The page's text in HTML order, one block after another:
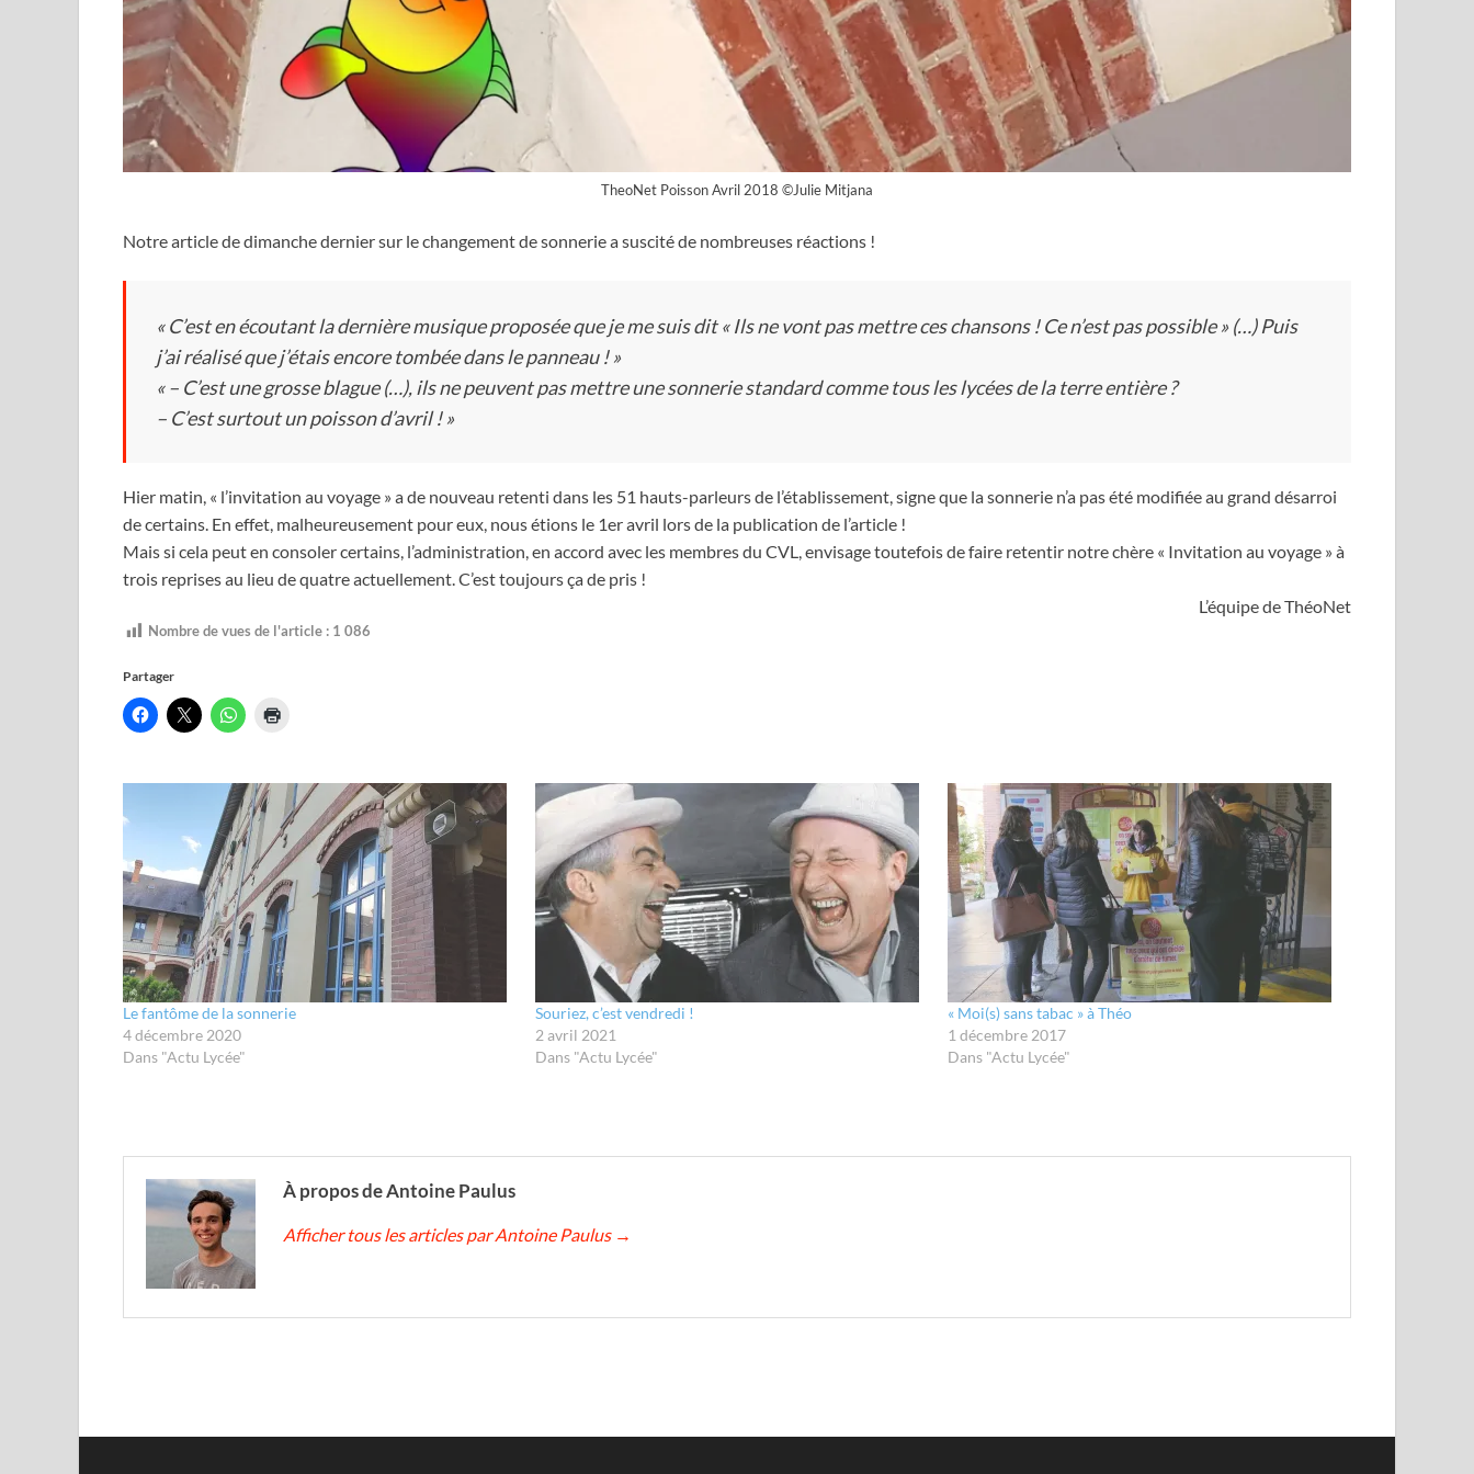
TheoNet Poisson Avril 2018 ©Julie Mitjana
Notre article de dimanche dernier sur le changement de sonnerie a suscité de nombreuses réactions !
« C’est en écoutant la dernière musique proposée que je me suis dit « Ils ne vont pas mettre ces chansons ! Ce n’est pas possible » (…) Puis
j’ai réalisé que j’étais encore tombée dans le panneau ! »
« – C’est une grosse blague (…), ils ne peuvent pas mettre une sonnerie standard comme tous les lycées de la terre entière ?
– C’est surtout un poisson d’avril ! »
Hier matin, « l’invitation au voyage » a de nouveau retenti dans les 51 hauts-parleurs de l’établissement, signe que la sonnerie n’a pas été modifiée au grand désarroi
de certains. En effet, malheureusement pour eux, nous étions le 1er avril lors de la publication de l’article !
Mais si cela peut en consoler certains, l’administration, en accord avec les membres du CVL, envisage toutefois de faire retentir notre chère « Invitation au voyage » à
trois reprises au lieu de quatre actuellement. C’est toujours ça de pris !
L’équipe de ThéoNet
Nombre de vues de l'article : 1 086
Partager
Le fantôme de la sonnerie
4 décembre 2020
Dans "Actu Lycée"
Souriez, c’est vendredi !
2 avril 2021
Dans "Actu Lycée"
« Moi(s) sans tabac » à Théo
1 décembre 2017
Dans "Actu Lycée"
À propos de Antoine Paulus
Afficher tous les articles par Antoine Paulus →